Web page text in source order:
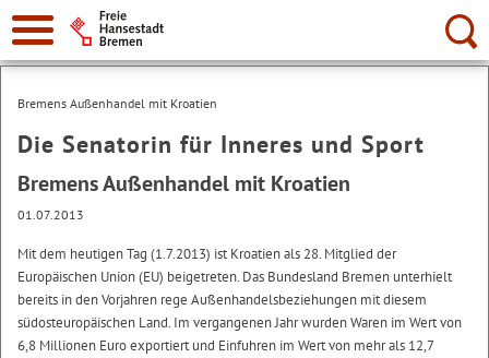
Suche:
Bremens Außenhandel mit Kroatien
Die Senatorin für Inneres und Sport
Bremens Außenhandel mit Kroatien
01.07.2013
Mit dem heutigen Tag (1.7.2013) ist Kroatien als 28. Mitglied der
Europäischen Union (EU) beigetreten. Das Bundesland Bremen unterhielt
bereits in den Vorjahren rege Außenhandelsbeziehungen mit diesem
südosteuropäischen Land. Im vergangenen Jahr wurden Waren im Wert von
6,8 Millionen Euro exportiert und Einfuhren im Wert von mehr als 12,7